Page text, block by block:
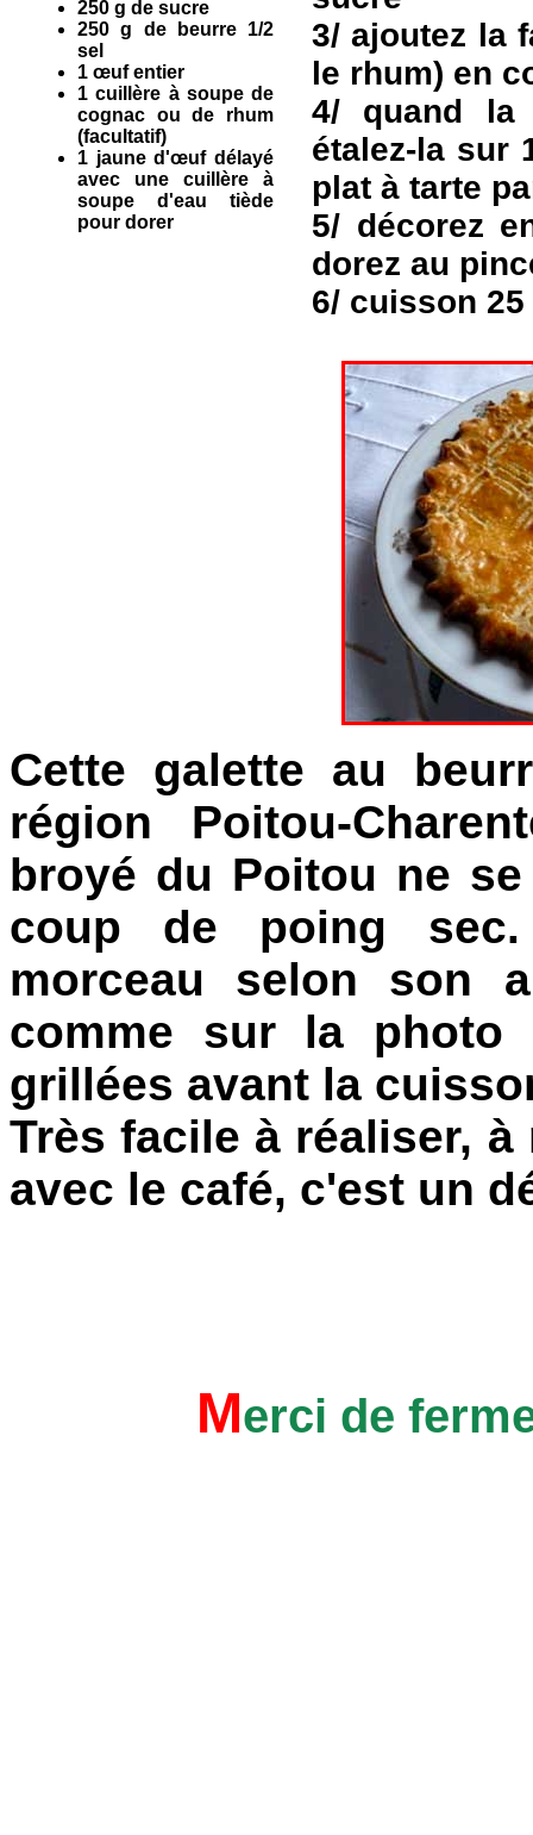
250 g de sucre
250 g de beurre 1/2
sel
1 œuf entier
1 cuillère à soupe de
cognac ou de rhum
(facultatif)
1 jaune d'œuf délayé
avec une cuillère à
soupe d'eau tiède
pour dorer
3/ ajoutez la
le rhum) en
4/ quand la
étalez-la sur
plat à tarte
5/ décorez
dorez au
6/ cuisson
Cette galette au
région Poitou-
broyé du Poitou ne
coup de poing
morceau selon son
comme sur la photo
grillées avant la
Très facile à réaliser,
avec le café, c'est un
Merci de